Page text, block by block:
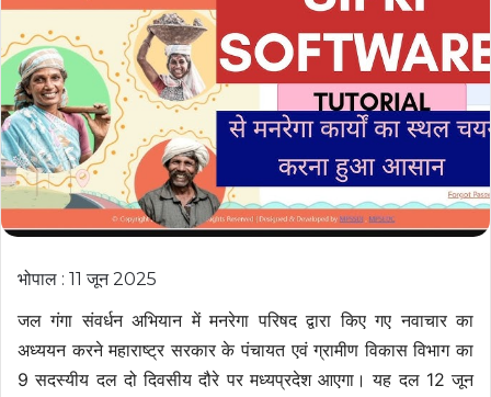
भोपाल : 11 जून 2025
जल गंगा संवर्धन अभियान में मनरेगा परिषद द्वारा किए गए नवाचार का
अध्ययन करने महाराष्ट्र सरकार के पंचायत एवं ग्रामीण विकास विभाग का
9 सदस्यीय दल दो दिवसीय दौरे पर मध्यप्रदेश आएगा। यह दल 12 जून